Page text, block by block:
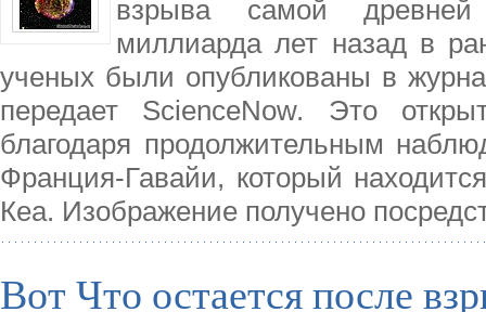
взрыва самой древней
миллиарда лет назад в
ученых были опубликованы в
передает ScienceNow. Это
благодаря продолжительным
Франция-Гавайи, который
Кеа. Изображение получено
Вот Что остается после